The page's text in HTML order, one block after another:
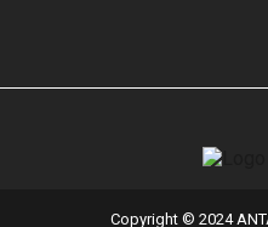
Copyright © 2024